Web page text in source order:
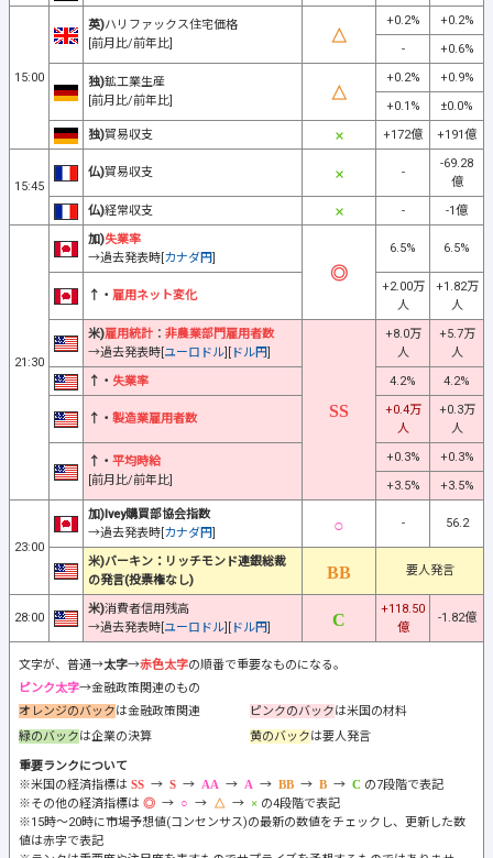
15:00
英)ハリファックス住宅価格
[前月比/前年比]
+0.2%
+0.2%
-
+0.6%
独)鉱工業生産
[前月比/前年比]
+0.2%
+0.9%
+0.1%
±0.0%
独)貿易収支 +172億 +191億
15:45
仏)貿易収支 -
-69.28
億
仏)経常収支 - -1億
21:30
加)失業率
→過去発表時[カナダ円]
6.5% 6.5%
↑・ 雇用ネット変化
+2.00万
人
+1.82万
人
米)雇用統計 ： 非農業部門雇用者数
→過去発表時[ユーロドル][ ドル円]
+8.0万
人
+5.7万
人
↑・ 失業率 4.2% 4.2%
↑・ 製造業雇用者数
+0.4万
人
+0.3万
人
↑・ 平均時給
[前月比/前年比]
+0.3%
+0.3%
+3.5%
+3.5%
23:00
加)Ivey購買部協会指数
→過去発表時[カナダ円]
- 56.2
米)バーキン：リッチモンド連銀総裁
の発言(投票権なし)
要人発言
28:00
米)消費者信用残高
→過去発表時[ユーロドル][ ドル円]
+118.50
億
-1.82億
文字が、普通→太字→赤色太字の順番で重要なものになる。
ピンク太字→金融政策関連のもの
オレンジのバックは金融政策関連 ピンクのバックは米国の材料
緑のバックは企業の決算 黄のバックは要人発言
重要ランクについて
※米国の経済指標は
→ → → → → →
の7段階で表記
※その他の経済指標は
→ → →
の4段階で表記
※15時～20時に市場予想値(コンセンサス)の最新の数値をチェックし、更新した数
値は赤字で表記